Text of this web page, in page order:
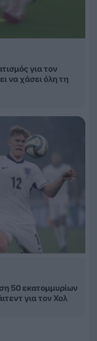
για τον
να χάσει όλη τη
50 εκατομμυρίων
για τον Χολ